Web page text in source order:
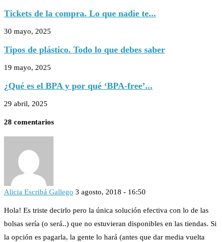
Tickets de la compra. Lo que nadie te...
30 mayo, 2025
Tipos de plástico. Todo lo que debes saber
19 mayo, 2025
¿Qué es el BPA y por qué ‘BPA-free’...
29 abril, 2025
28 comentarios
Alicia Escribá Gallego 3 agosto, 2018 - 16:50
Hola! Es triste decirlo pero la única solución efectiva con lo de las
bolsas sería (o será..) que no estuvieran disponibles en las tiendas. Si
la opción es pagarla, la gente lo hará (antes que dar media vuelta